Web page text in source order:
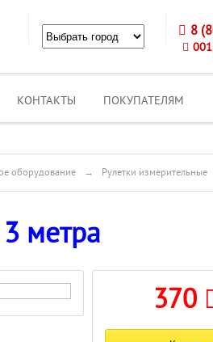
8
КОНТАКТЫ ПОКУПАТЕЛЯМ
оборудование → Рулетки измерительные
метра
370